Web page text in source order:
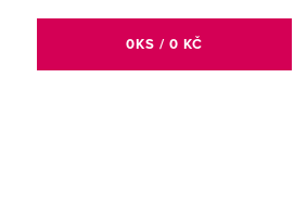
0KS / 0 KČ